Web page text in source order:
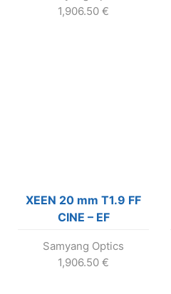
1,906.50 €
XEEN 20 mm T1.9 FF
CINE – EF
Samyang Optics
1,906.50 €